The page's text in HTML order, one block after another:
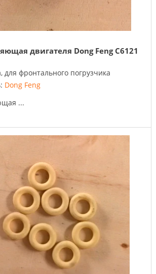
двигателя Dong Feng C6121
для фронтального погрузчика
Dong Feng
...